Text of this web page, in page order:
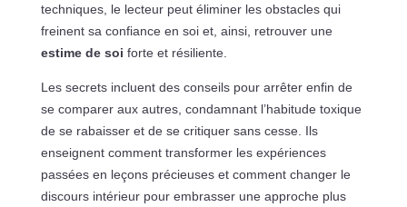
techniques, le lecteur peut éliminer les obstacles qui
freinent sa confiance en soi et, ainsi, retrouver une
estime de soi forte et résiliente.
Les secrets incluent des conseils pour arrêter enfin de
se comparer aux autres, condamnant l’habitude toxique
de se rabaisser et de se critiquer sans cesse. Ils
enseignent comment transformer les expériences
passées en leçons précieuses et comment changer le
discours intérieur pour embrasser une approche plus